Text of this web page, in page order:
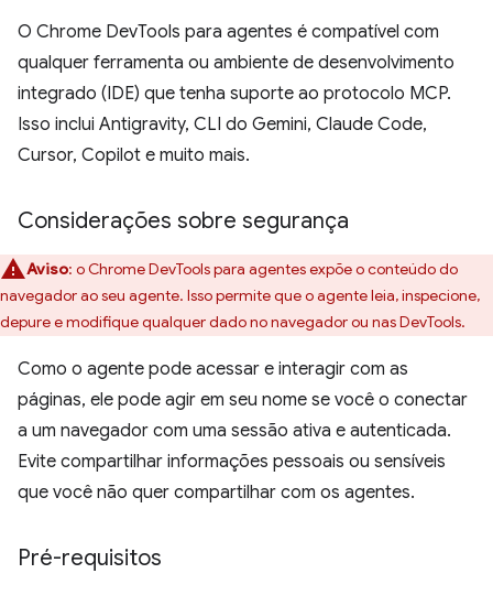
O Chrome DevTools para agentes é compatível com
qualquer ferramenta ou ambiente de desenvolvimento
integrado (IDE) que tenha suporte ao protocolo MCP.
Isso inclui Antigravity, CLI do Gemini, Claude Code,
Cursor, Copilot e muito mais.
Considerações sobre segurança
Aviso: o Chrome DevTools para agentes expõe o conteúdo do
navegador ao seu agente. Isso permite que o agente leia, inspecione,
depure e modifique qualquer dado no navegador ou nas DevTools.
Como o agente pode acessar e interagir com as
páginas, ele pode agir em seu nome se você o conectar
a um navegador com uma sessão ativa e autenticada.
Evite compartilhar informações pessoais ou sensíveis
que você não quer compartilhar com os agentes.
Pré-requisitos